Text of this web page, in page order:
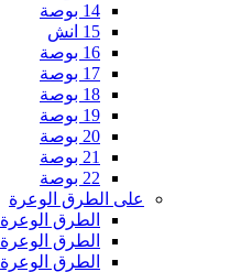
14 بوصة
15 انش
16 بوصة
17 بوصة
18 بوصة
19 بوصة
20 بوصة
21 بوصة
22 بوصة
على الطرق الوعرة
الطرق الوعرة 15 بوصة
الطرق الوعرة 16 بوصة
الطرق الوعرة 17 بوصة